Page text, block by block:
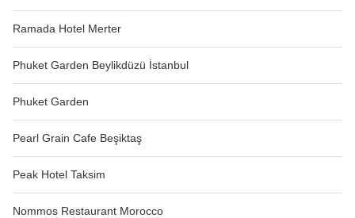
Ramada Hotel Merter
Phuket Garden Beylikdüzü İstanbul
Phuket Garden
Pearl Grain Cafe Beşiktaş
Peak Hotel Taksim
Nommos Restaurant Morocco